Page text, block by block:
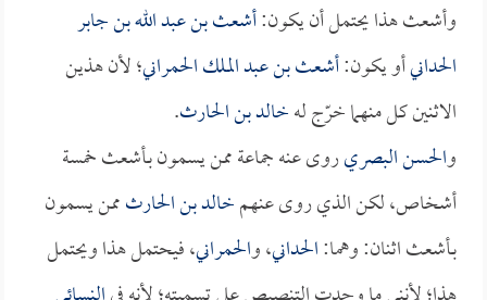
وأشعث هذا يحتمل أن يكون:أشعث بن عبد الله بن جابر
الحدانيأو يكون:أشعث بن عبد الملك الحمراني؛ لأن هذين
الاثنين كل منهما خرّج لهخالد بن الحارث.
والحسن البصريروى عنه جماعة ممن يسمون بـأشعث خمسة
أشخاص، لكن الذي روى عنهمخالد بن الحارثممن يسمون
بـأشعث اثنان: وهما:الحداني، والحمراني، فيحتمل هذا ويحتمل